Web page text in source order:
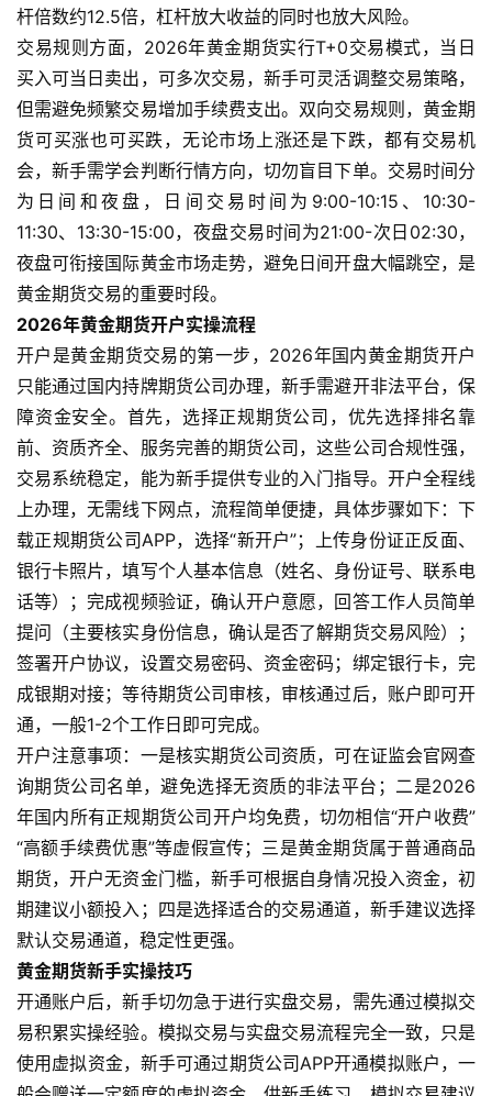
原
油
期
货
国
际
期
恒
杆倍数约12.5倍，杠杆放大收益的同时也放大风险。
交易规则方面，2026年黄金期货实行T+0交易模式，当日
买入可当日卖出，可多次交易，新手可灵活调整交易策略，
但需避免频繁交易增加手续费支出。双向交易规则，黄金期
货可买涨也可买跌，无论市场上涨还是下跌，都有交易机
会，新手需学会判断行情方向，切勿盲目下单。交易时间分
为日间和夜盘，日间交易时间为9:00-10:15、10:30-
11:30、13:30-15:00，夜盘交易时间为21:00-次日02:30，
夜盘可衔接国际黄金市场走势，避免日间开盘大幅跳空，是
黄金期货交易的重要时段。
2026年黄金期货开户实操流程
开户是黄金期货交易的第一步，2026年国内黄金期货开户
只能通过国内持牌期货公司办理，新手需避开非法平台，保
障资金安全。首先，选择正规期货公司，优先选择排名靠
前、资质齐全、服务完善的期货公司，这些公司合规性强，
交易系统稳定，能为新手提供专业的入门指导。开户全程线
上办理，无需线下网点，流程简单便捷，具体步骤如下：下
载正规期货公司APP，选择“新开户”；上传身份证正反面、
银行卡照片，填写个人基本信息（姓名、身份证号、联系电
话等）；完成视频验证，确认开户意愿，回答工作人员简单
提问（主要核实身份信息，确认是否了解期货交易风险）；
签署开户协议，设置交易密码、资金密码；绑定银行卡，完
成银期对接；等待期货公司审核，审核通过后，账户即可开
通，一般1-2个工作日即可完成。
开户注意事项：一是核实期货公司资质，可在证监会官网查
询期货公司名单，避免选择无资质的非法平台；二是2026
年国内所有正规期货公司开户均免费，切勿相信“开户收费”
“高额手续费优惠”等虚假宣传；三是黄金期货属于普通商品
期货，开户无资金门槛，新手可根据自身情况投入资金，初
期建议小额投入；四是选择适合的交易通道，新手建议选择
默认交易通道，稳定性更强。
黄金期货新手实操技巧
开通账户后，新手切勿急于进行实盘交易，需先通过模拟交
易积累实操经验。模拟交易与实盘交易流程完全一致，只是
使用虚拟资金，新手可通过期货公司APP开通模拟账户，一